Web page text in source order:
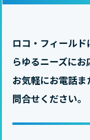
ロコ・フィール
らゆるニーズにお
お気軽にお電話
問合せください。